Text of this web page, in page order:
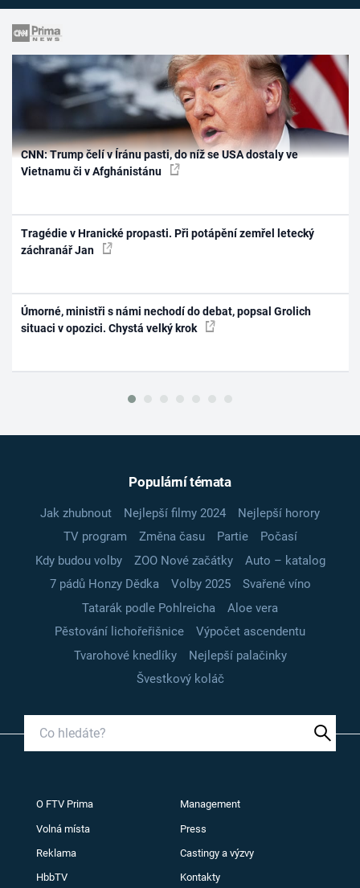
CNN: Trump čelí v Íránu pasti, do níž se USA dostaly ve
Vietnamu či v Afghánistánu
Tragédie v Hranické propasti. Při potápění zemřel letecký
záchranář Jan
Úmorné, ministři s námi nechodí do debat, popsal Grolich
situaci v opozici. Chystá velký krok
Populární témata
Jak zhubnout Nejlepší filmy 2024
Nejlepší horory
TV program
Změna času Partie
Počasí
Kdy budou volby
ZOO Nové začátky
Auto – katalog
7 pádů Honzy Dědka
Volby 2025
Svařené víno
Tatarák podle Pohlreicha
Aloe vera
Pěstování lichořeřišnice
Výpočet ascendentu
Tvarohové knedlíky
Nejlepší palačinky
Švestkový koláč
O FTV Prima Management
Volná místa Press
Reklama Castingy a výzvy
HbbTV Kontakty